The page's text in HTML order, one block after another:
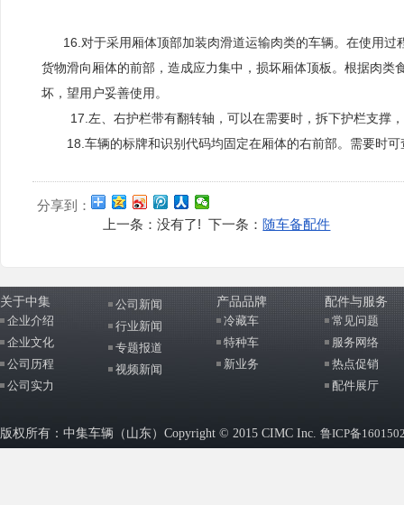
16.对于采用厢体顶部加装肉滑道运输肉类的车辆。在使用过
货物滑向厢体的前部，造成应力集中，损坏厢体顶板。根据肉
坏，望用户妥善使用。
17.左、右护栏带有翻转轴，可以在需要时，拆下护栏支撑，
18.车辆的标牌和识别代码均固定在厢体的右前部。需要时可
分享到：
上一条：没有了! 下一条： 随车备配件
关于中集
企业介绍
企业文化
公司历程
公司实力
公司新闻
行业新闻
专题报道
视频新闻
产品品牌
冷藏车
特种车
新业务
配件与服务
常见问题
服务网络
热点促销
配件展厅
版权所有：中集车辆（山东）Copyright © 2015 CIMC Inc. 鲁ICP备